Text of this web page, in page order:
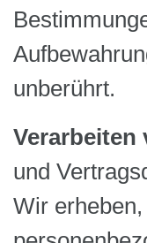
unberührt.
Verarbeiten
und
Wir